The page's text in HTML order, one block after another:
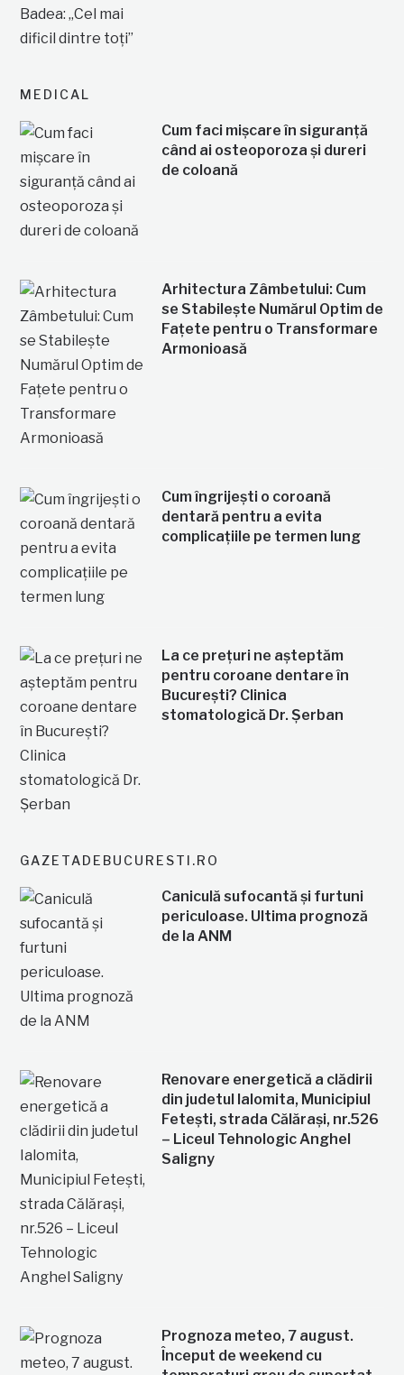
MEDICAL
Cum faci mișcare în siguranță
când ai osteoporoza și dureri
de coloană
Arhitectura Zâmbetului: Cum
se Stabilește Numărul Optim de
Fațete pentru o Transformare
Armonioasă
Cum îngrijești o coroană
dentară pentru a evita
complicațiile pe termen lung
La ce prețuri ne așteptăm
pentru coroane dentare în
București? Clinica
stomatologică Dr. Șerban
GAZETADEBUCURESTI.RO
Caniculă sufocantă și furtuni
periculoase. Ultima prognoză
de la ANM
Renovare energetică a clădirii
din judetul Ialomita, Municipiul
Fetești, strada Călărași, nr.526
– Liceul Tehnologic Anghel
Saligny
Prognoza meteo, 7 august.
Început de weekend cu